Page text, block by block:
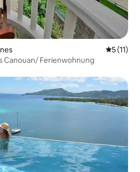
5 (11)
Canouan/ Ferienwohnung